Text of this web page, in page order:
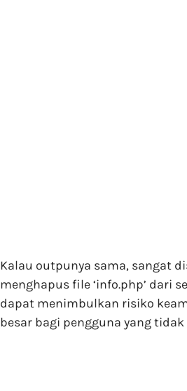
Kalau outpunya sama, sangat
menghapus file ‘info.php’ dari
dapat menimbulkan risiko
besar bagi pengguna yang tidak